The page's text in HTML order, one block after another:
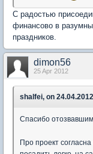
С радостью
финансово в
праздников.
dimon56
25 Apr 2012
shalfei, on
Спасибо
Про проект